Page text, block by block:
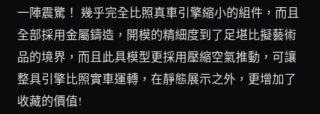
一陣震驚！ 幾乎完全比照真車引擎縮小的組件，而且
全部採用金屬鑄造，開模的精細度到了足堪比擬藝術
品的境界，而且此具模型更採用壓縮空氣推動，可讓
整具引擎比照實車運轉，在靜態展示之外，更增加了
收藏的價值!